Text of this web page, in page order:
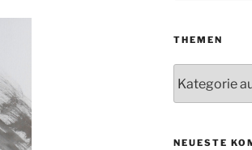
THEMEN
NEUESTE